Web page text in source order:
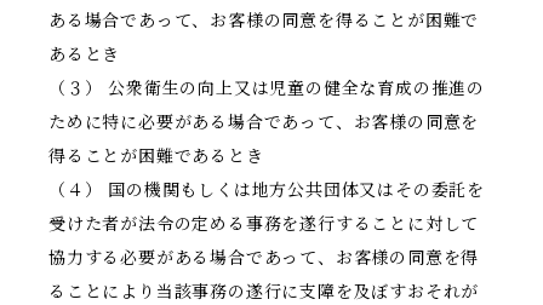
ある場合であって、お客様の同意を得ることが困難で
あるとき
（３） 公衆衛生の向上又は児童の健全な育成の推進の
ために特に必要がある場合であって、お客様の同意を
得ることが困難であるとき
（４） 国の機関もしくは地方公共団体又はその委託を
受けた者が法令の定める事務を遂行することに対して
協力する必要がある場合であって、お客様の同意を得
ることにより当該事務の遂行に支障を及ぼすおそれが